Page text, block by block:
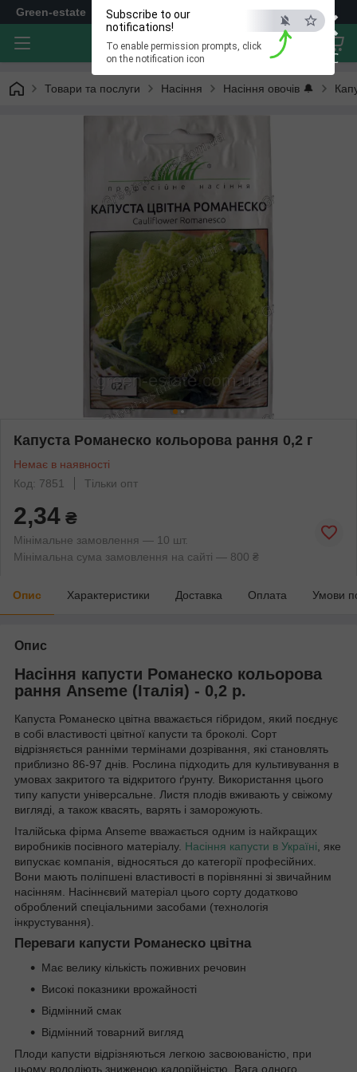
×
ESC
Subscribe to our
notifications!
To enable permission prompts, click
on the notification icon
Green-estate
Товари та послуги Насіння Насіння овочів 🔔
Капуста Романеско кольорова рання 0,2 г
Немає в наявності
Код: 7851
Тільки опт
2,34 ₴
Мінімальне замовлення — 10 шт.
Мінімальна сума замовлення на сайті — 800 ₴
Опис Характеристики Доставка Оплата Умови
Опис
Насіння капусти Романеско кольорова
рання Anseme (Італія) - 0,2 р.
Капуста Романеско цвітна вважається гібридом, який поєднує
в собі властивості цвітної капусти та броколі. Сорт
відрізняється ранніми термінами дозрівання, які становлять
приблизно 86-97 днів. Рослина підходить для культивування в
умовах закритого та відкритого ґрунту. Використання цього
типу капусти універсальне. Листя плодів вживають у свіжому
вигляді, а також квасять, варять і заморожують.
Італійська фірма Anseme вважається одним із найкращих
виробників посівного матеріалу. Насіння капусти в Україні, яке
випускає компанія, відносяться до категорії професійних.
Вони мають поліпшені властивості в порівнянні зі звичайним
насінням. Насіннєвий матеріал цього сорту додатково
оброблений спеціальними засобами (технологія
інкрустування).
Переваги капусти Романеско цвітна
Має велику кількість поживних речовин
Високі показники врожайності
Відмінний смак
Відмінний товарний вигляд
Плоди капусти відрізняються легкою засвоюваністю, при
цьому володіють зниженою калорійністю. Вага одного